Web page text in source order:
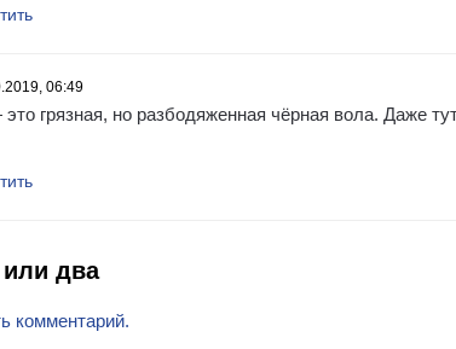
06:49
грязная, но разбодяженная чёрная вола. Даже
два
комментарий.